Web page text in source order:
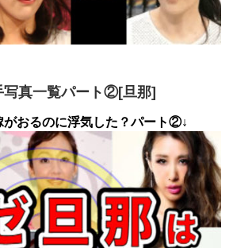
写真一覧パート②[旦那]
がおるのに浮気した？パート②↓